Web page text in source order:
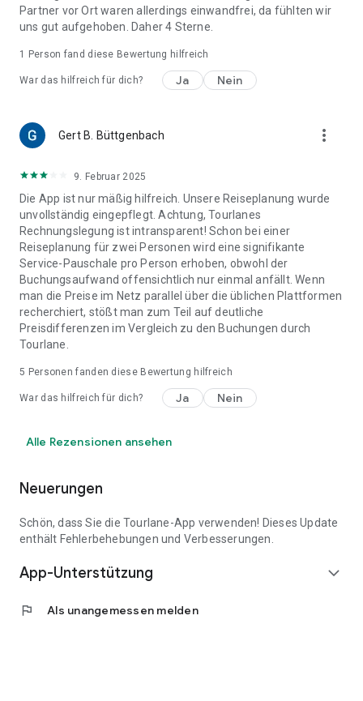
Partner vor Ort waren allerdings einwandfrei, da fühlten wir
uns gut aufgehoben. Daher 4 Sterne.
1 Person fand diese Bewertung hilfreich
War das hilfreich für dich? Ja Nein
Gert B. Büttgenbach more_vert
9. Februar 2025
Die App ist nur mäßig hilfreich. Unsere Reiseplanung wurde
unvollständig eingepflegt. Achtung, Tourlanes
Rechnungslegung ist intransparent! Schon bei einer
Reiseplanung für zwei Personen wird eine signifikante
Service-Pauschale pro Person erhoben, obwohl der
Buchungsaufwand offensichtlich nur einmal anfällt. Wenn
man die Preise im Netz parallel über die üblichen Plattformen
recherchiert, stößt man zum Teil auf deutliche
Preisdifferenzen im Vergleich zu den Buchungen durch
Tourlane.
5 Personen fanden diese Bewertung hilfreich
War das hilfreich für dich? Ja Nein
Alle Rezensionen ansehen
Neuerungen
Schön, dass Sie die Tourlane-App verwenden! Dieses Update
enthält Fehlerbehebungen und Verbesserungen.
App-Unterstützung expand_more
flag Als unangemessen melden